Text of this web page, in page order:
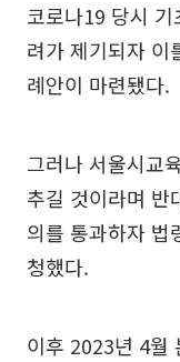
코로나19 당시
려가 제기되자 이
례안이 마련됐다.
그러나 서울시교
추길 것이라며 반
의를 통과하자 법
청했다.
이후 2023년 4월